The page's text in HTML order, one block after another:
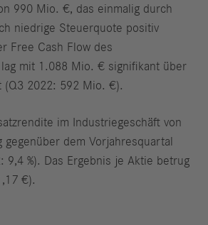
990 Mio. €, das einmalig durch
niedrige Steuerquote positiv
Free Cash Flow des
lag mit 1.088 Mio. € signifikant über
(Q3 2022: 592 Mio. €).
im Industriegeschäft von
gegenüber dem Vorjahresquartal
9,4 %). Das Ergebnis je Aktie betrug
€).